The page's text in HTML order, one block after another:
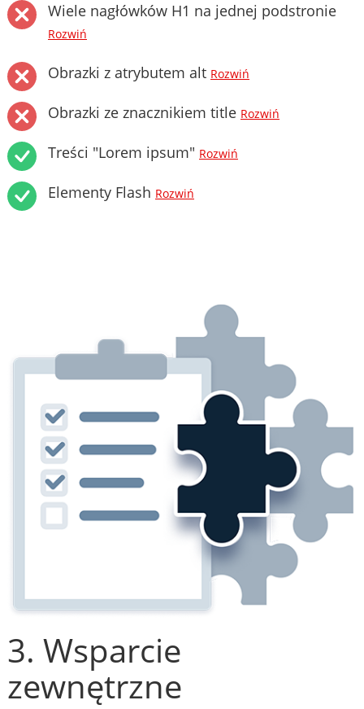
Wiele nagłówków H1 na jednej podstronie
Rozwiń
Obrazki z atrybutem alt Rozwiń
Obrazki ze znacznikiem title Rozwiń
Treści "Lorem ipsum" Rozwiń
Elementy Flash Rozwiń
3. Wsparcie
zewnętrzne